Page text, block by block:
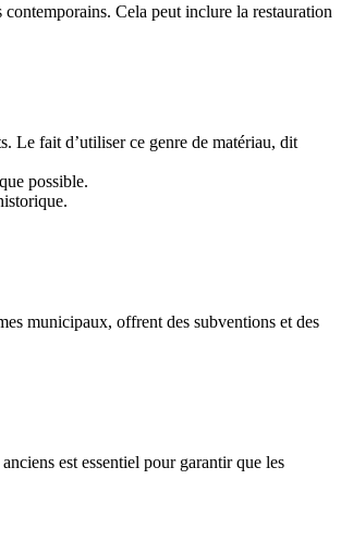
Cela peut inclure la restauration
Le fait d’utiliser ce genre de matériau, dit
possible.
municipaux, offrent des subventions et des
est essentiel pour garantir que les